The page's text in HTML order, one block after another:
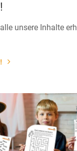
unsere Inhalte